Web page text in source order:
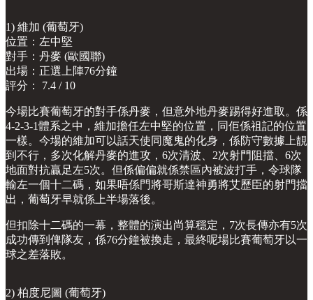
1) 維加 (葡萄牙)
位置：左中堅
對手：丹麥 (歐國聯)
出場：正選上陣76分鐘
評分： 7.4 / 10
今場比賽葡萄牙的對手係丹麥，但意外地丹麥踢得好進取。係
4-2-3-1體系之中，維加擔任左中堅的位置，同佢係祖記的位置
一樣。今場的維加可以話天使同魔鬼的化身，係防守數據上靚
到不行，多次化解丹麥的進攻，6次清波、2次射門阻擋、6次
地面對抗贏足左5次。但係偏偏就係禁區內被波打手，令球隊
輸左一個十二碼，如果唔係門將哥斯達神勇將艾歷臣的射門擋
出，葡萄牙早就係上半場落後。
但扣除十二碼的一幕，整體的演出尚算穩定，7次長傳亦有5次
成功傳到俾隊友，係76分鐘被換走，最終呢場比賽葡萄牙以一
球之差落敗。
2) 柏度尼圖 (葡萄牙)